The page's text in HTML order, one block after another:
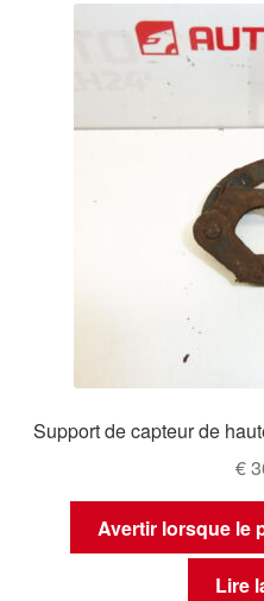
Support de capteur de
€
Avertir lorsque le
Lire